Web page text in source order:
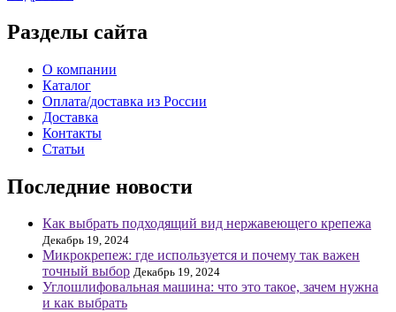
Разделы сайта
О компании
Каталог
Оплата/доставка из России
Доставка
Контакты
Статьи
Последние новости
Как выбрать подходящий вид нержавеющего крепежа
Декабрь 19, 2024
Микрокрепеж: где используется и почему так важен
точный выбор Декабрь 19, 2024
Углошлифовальная машина: что это такое, зачем нужна
и как выбрать